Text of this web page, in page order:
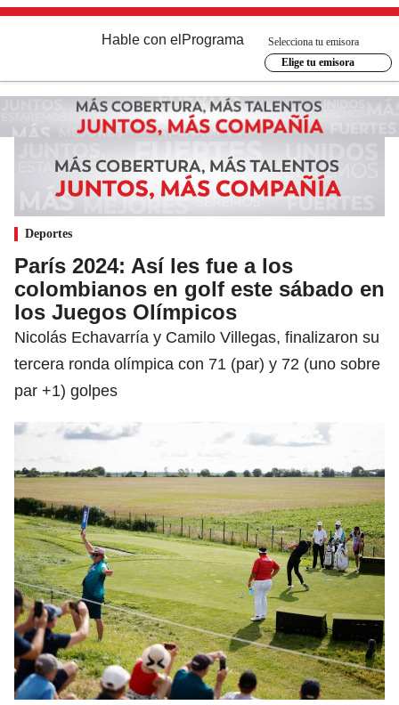
Hable con el Programa
Selecciona tu emisora
Elige tu emisora
Deportes
París 2024: Así les fue a los
colombianos en golf este sábado en
los Juegos Olímpicos
Nicolás Echavarría y Camilo Villegas, finalizaron su
tercera ronda olímpica con 71 (par) y 72 (uno sobre
par +1) golpes